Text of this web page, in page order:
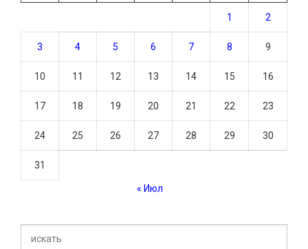
1 2
3 4 5 6 7 8 9
10 11 12 13 14 15 16
17 18 19 20 21 22 23
24 25 26 27 28 29 30
31
« Июл